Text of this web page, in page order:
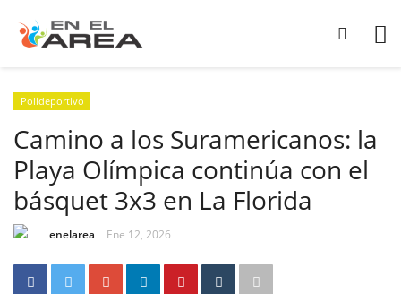
Polideportivo
Camino a los Suramericanos: la
Playa Olímpica continúa con el
básquet 3x3 en La Florida
enelarea Ene 12, 2026